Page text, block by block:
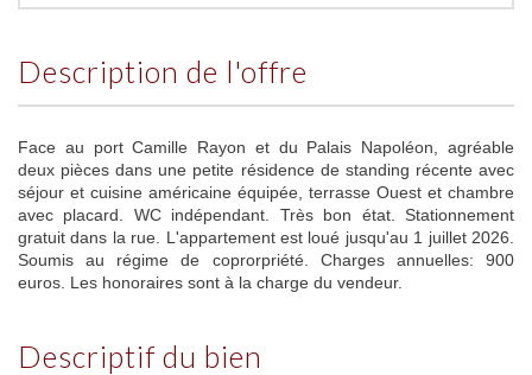
description de l'offre
Face au port Camille Rayon et du Palais Napoléon, agréable
deux pièces dans une petite résidence de standing récente avec
séjour et cuisine américaine équipée, terrasse Ouest et chambre
avec placard. WC indépendant. Très bon état. Stationnement
gratuit dans la rue. L'appartement est loué jusqu'au 1 juillet 2026.
Soumis au régime de coprorpriété. Charges annuelles: 900
euros. Les honoraires sont à la charge du vendeur.
descriptif du bien